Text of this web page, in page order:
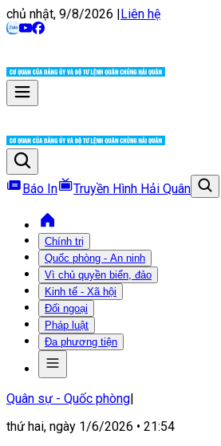
chủ nhật, 9/8/2026 |Liên hệ
Báo In Truyền Hình Hải Quân
Chính trị
Quốc phòng - An ninh
Vì chủ quyền biển, đảo
Kinh tế - Xã hội
Đối ngoại
Pháp luật
Đa phương tiện
Quân sự - Quốc phòng|
thứ hai, ngày 1/6/2026 • 21:54